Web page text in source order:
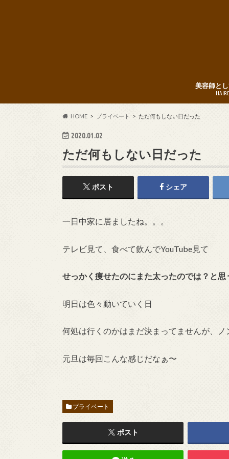
美容師と
HOME プライベート ただ何もしない日だった
2020.01.02
ただ何もしない日だった
ポスト シェア
一日中家に居ましたね。。。
テレビ見て、食べて飲んでYouTube見て
せっかく痩せたのにまた太ったのでは？と
明日は色々動いていく日
何処は行くのかはまだ決まってませんが、
元旦は毎回こんな感じだなぁ〜
プライベート
ポスト